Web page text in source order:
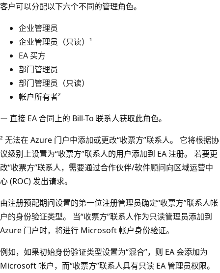
客户可以分配以下六个不同的管理角色。
企业管理员
企业管理员（只读）¹
EA 买方
部门管理员
部门管理员（只读）
帐户所有者²
ー 直接 EA 合同上的 Bill-To 联系人获取此角色。
² 无法在 Azure 门户中添加或更改“收票方”联系人。 它将根据协
议级别上设置为“收票方”联系人的用户添加到 EA 注册。 若要更
改“收票方”联系人，需要通过合作伙伴/软件顾问向区域运营中
心 (ROC) 发出请求。
由注册预配期间设置的第一位注册管理员确定“收票方”联系人帐
户的身份验证类型。 当“收票方”联系人作为只读管理员添加到
Azure 门户时，将进行 Microsoft 帐户身份验证。
例如，如果初始身份验证类型设置为“混合”，则 EA 会添加为
Microsoft 帐户，而“收票方”联系人具有只读 EA 管理员权限。